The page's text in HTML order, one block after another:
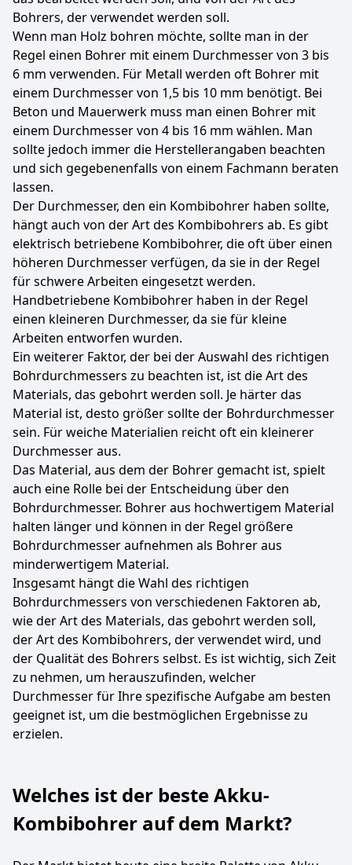
Bohrers, der verwendet werden soll.
Wenn man Holz bohren möchte, sollte man in der
Regel einen Bohrer mit einem Durchmesser von 3 bis
6 mm verwenden. Für Metall werden oft Bohrer mit
einem Durchmesser von 1,5 bis 10 mm benötigt. Bei
Beton und Mauerwerk muss man einen Bohrer mit
einem Durchmesser von 4 bis 16 mm wählen. Man
sollte jedoch immer die Herstellerangaben beachten
und sich gegebenenfalls von einem Fachmann beraten
lassen.
Der Durchmesser, den ein Kombibohrer haben sollte,
hängt auch von der Art des Kombibohrers ab. Es gibt
elektrisch betriebene Kombibohrer, die oft über einen
höheren Durchmesser verfügen, da sie in der Regel
für schwere Arbeiten eingesetzt werden.
Handbetriebene Kombibohrer haben in der Regel
einen kleineren Durchmesser, da sie für kleine
Arbeiten entworfen wurden.
Ein weiterer Faktor, der bei der Auswahl des richtigen
Bohrdurchmessers zu beachten ist, ist die Art des
Materials, das gebohrt werden soll. Je härter das
Material ist, desto größer sollte der Bohrdurchmesser
sein. Für weiche Materialien reicht oft ein kleinerer
Durchmesser aus.
Das Material, aus dem der Bohrer gemacht ist, spielt
auch eine Rolle bei der Entscheidung über den
Bohrdurchmesser. Bohrer aus hochwertigem Material
halten länger und können in der Regel größere
Bohrdurchmesser aufnehmen als Bohrer aus
minderwertigem Material.
Insgesamt hängt die Wahl des richtigen
Bohrdurchmessers von verschiedenen Faktoren ab,
wie der Art des Materials, das gebohrt werden soll,
der Art des Kombibohrers, der verwendet wird, und
der Qualität des Bohrers selbst. Es ist wichtig, sich Zeit
zu nehmen, um herauszufinden, welcher
Durchmesser für Ihre spezifische Aufgabe am besten
geeignet ist, um die bestmöglichen Ergebnisse zu
erzielen.
Welches ist der beste Akku-
Kombibohrer auf dem Markt?